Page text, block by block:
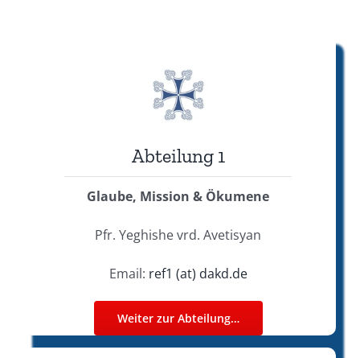
Abteilung 1
Glaube, Mission & Ökumene
Pfr. Yeghishe vrd. Avetisyan
Email: ref1 (at) dakd.de
Weiter zur Abteilung…